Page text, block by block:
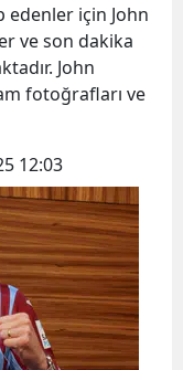
Antalya
Artvin
Bilecik
Bingöl
Bitlis
Bolu
edenler için John
ve son dakika
John
fotoğrafları ve
12:03